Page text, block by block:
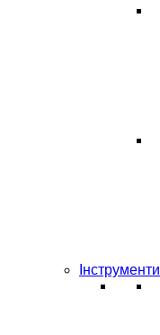
Інструменти